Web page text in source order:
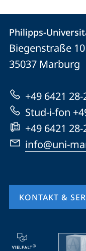
Kontakt
und
zur
Website
Philipps-
Universität
Philipps-
Biegenstraße 10
35037 Marburg
+49 6421 28-
Stud-i-fon
+49 6421
info@uni-
KONTAKT &
Mobile-